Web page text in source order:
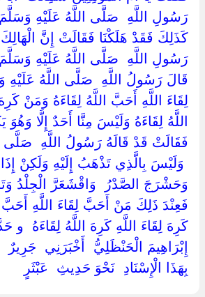
رَسُولِ اللَّهِ ‏ ‏صَلَّى اللَّهُ عَلَيْهِ
كَذَلِكَ فَقَدْ هَلَكْنَا فَقَالَتْ إِنَّ
رَسُولِ اللَّهِ ‏ ‏صَلَّى اللَّهُ عَلَيْهِ
قَالَ رَسُولُ اللَّهِ ‏ ‏صَلَّى اللَّهُ
لِقَاءَ اللَّهِ أَحَبَّ اللَّهُ لِقَاءَهُ وَمَنْ
اللَّهُ لِقَاءَهُ وَلَيْسَ مِنَّا أَحَدٌ إِلَّا
فَقَالَتْ قَدْ قَالَهُ رَسُولُ اللَّهِ ‏ ‏صَلَّى
‏وَلَيْسَ بِالَّذِي تَذْهَبُ إِلَيْهِ وَلَكِنْ
‏وَحَشْرَجَ الصَّدْرُ ‏ ‏وَاقْشَعَرَّ الْجِلْدُ
فَعِنْدَ ذَلِكَ مَنْ أَحَبَّ لِقَاءَ اللَّهِ أَحَبَّ
كَرِهَ لِقَاءَ اللَّهِ كَرِهَ اللَّهُ لِقَاءَهُ ‏ ‏و
إِبْرَاهِيمَ الْحَنْظَلِيُّ ‏ ‏أَخْبَرَنِي
‏بِهَذَا الْإِسْنَادِ ‏ ‏نَحْوَ حَدِيثِ ‏ ‏عَبْثَرٍ ‏